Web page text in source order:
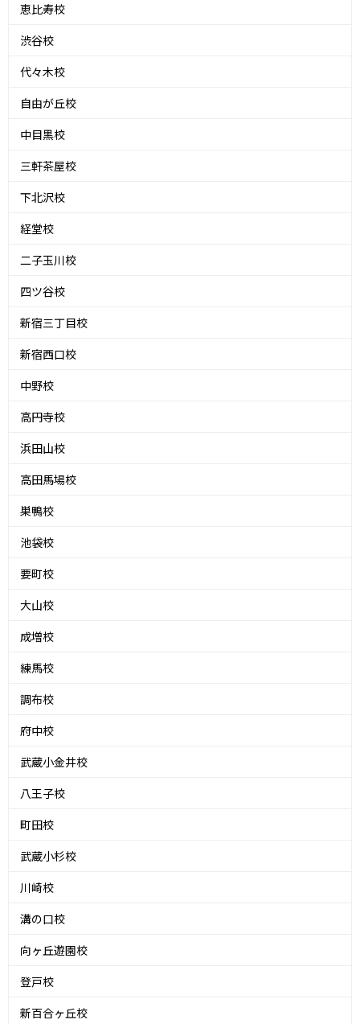
恵比寿校
渋谷校
代々木校
自由が丘校
中目黒校
三軒茶屋校
下北沢校
経堂校
二子玉川校
四ツ谷校
新宿三丁目校
新宿西口校
中野校
高円寺校
浜田山校
高田馬場校
巣鴨校
池袋校
要町校
大山校
成増校
練馬校
調布校
府中校
武蔵小金井校
八王子校
町田校
武蔵小杉校
川崎校
溝の口校
向ヶ丘遊園校
登戸校
新百合ヶ丘校